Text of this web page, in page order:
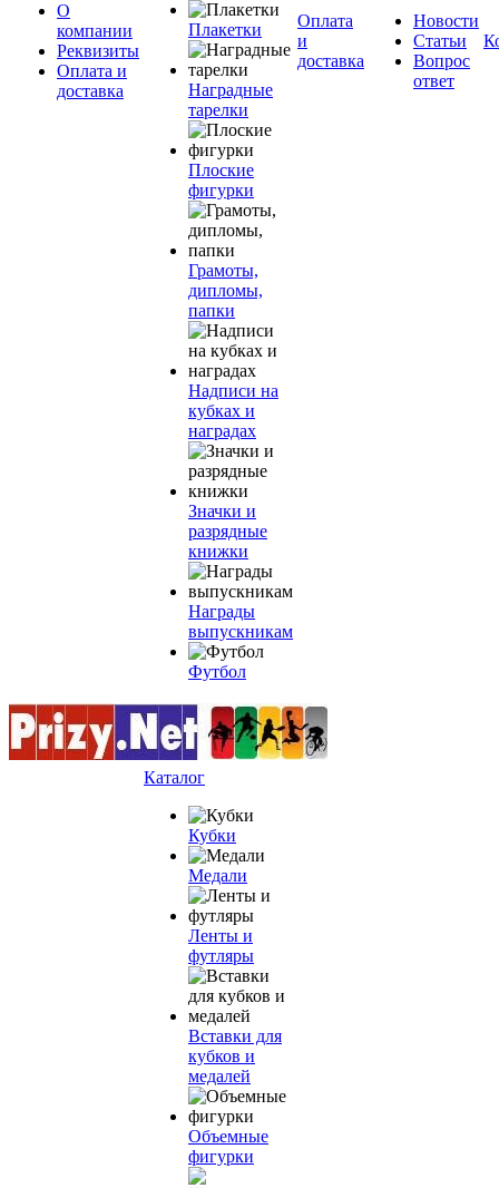
О
компании
Реквизиты
Оплата и
доставка
Плакетки
Наградные
тарелки
Плоские
фигурки
Грамоты,
дипломы,
папки
Надписи на
кубках и
наградах
Значки и
разрядные
книжки
Награды
выпускникам
Футбол
Оплата
и
доставка
Новости
Статьи
Вопрос
ответ
Каталог
Кубки
Медали
Ленты и
футляры
Вставки для
кубков и
медалей
Объемные
фигурки